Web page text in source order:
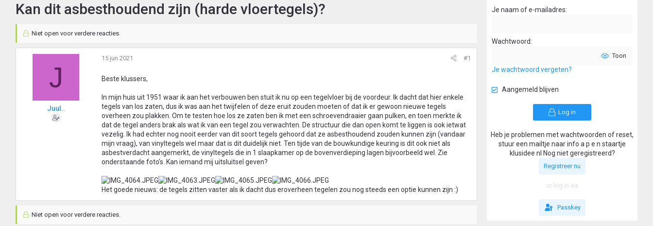
Kan dit asbesthoudend zijn (harde vloertegels)?
Niet open voor verdere reacties.
J
Juul..
15 jun 2021 #1
Beste klussers,
In mijn huis uit 1951 waar ik aan het verbouwen ben stuit ik nu op een tegelvloer bij de voordeur. Ik dacht dat hier enkele
tegels van los zaten, dus ik was aan het twijfelen of deze eruit zouden moeten of dat ik er gewoon nieuwe tegels
overheen zou plakken. Om te testen hoe los ze zaten ben ik met een schroevendraaier gaan pulken, en toen merkte ik
dat de tegel anders brak als wat ik van een tegel zou verwachten. De structuur die dan open komt te liggen is ook ietwat
vezelig. Ik had echter nog nooit eerder van dit soort tegels gehoord dat ze asbesthoudend zouden kunnen zijn (vandaar
mijn vraag), van vinyltegels wel maar dat is dit duidelijk niet. Ten tijde van de bouwkundige keuring is dit ook niet als
asbestverdacht aangemerkt, de vinyltegels die in 1 slaapkamer op de bovenverdieping lagen bijvoorbeeld wel. Zie
onderstaande foto's. Kan iemand mij uitsluitsel geven?
Het goede nieuws: de tegels zitten vaster als ik dacht dus eroverheen tegelen zou nog steeds een optie kunnen zijn :)
Niet open voor verdere reacties.
Je naam of e-mailadres
Wachtwoord
Toon
Je wachtwoord vergeten?
Aangemeld blijven
Log in
Heb je problemen met wachtwoorden of reset,
stuur een mailtje naar info a p e n staartje
klusidee nl Nog niet geregistreerd?
Registreer nu
or log in via
Passkey